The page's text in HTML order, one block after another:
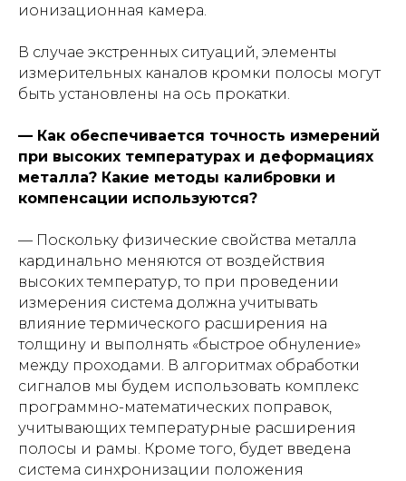
ионизационная камера.
В случае экстренных ситуаций, элементы
измерительных каналов кромки полосы могут
быть установлены на ось прокатки.
— Как обеспечивается точность измерений
при высоких температурах и деформациях
металла? Какие методы калибровки и
компенсации используются?
— Поскольку физические свойства металла
кардинально меняются от воздействия
высоких температур, то при проведении
измерения система должна учитывать
влияние термического расширения на
толщину и выполнять «быстрое обнуление»
между проходами. В алгоритмах обработки
сигналов мы будем использовать комплекс
программно-математических поправок,
учитывающих температурные расширения
полосы и рамы. Кроме того, будет введена
система синхронизации положения